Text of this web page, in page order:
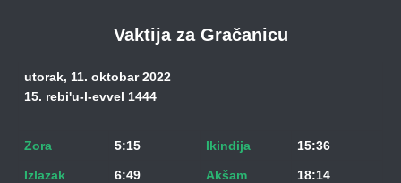
Vaktija za Gračanicu
utorak, 11. oktobar 2022
15. rebi'u-l-evvel 1444
Zora 5:15 Ikindija 15:36
Izlazak 6:49 Akšam 18:14